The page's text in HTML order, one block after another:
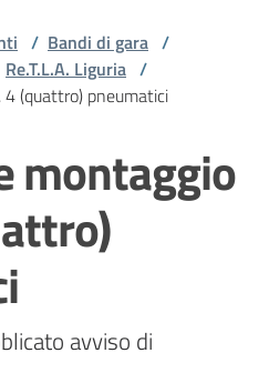
/ Bandi di gara /
Re.T.L.A. Liguria /
(quattro) pneumatici
montaggio
avviso di